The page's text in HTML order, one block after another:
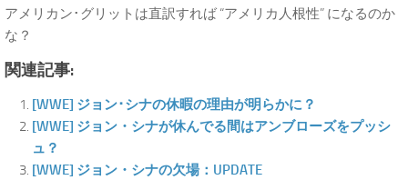
アメリカン･グリットは直訳すれば “アメリカ人根性” になるのか
な？
関連記事:
[WWE] ジョン･シナの休暇の理由が明らかに？
[WWE] ジョン・シナが休んでる間はアンブローズをプッシ
ュ？
[WWE] ジョン・シナの欠場：UPDATE